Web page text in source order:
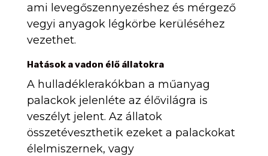
ami levegőszennyezéshez és mérgező
vegyi anyagok légkörbe kerüléséhez
vezethet.
Hatások a vadon élő állatokra
A hulladéklerakókban a műanyag
palackok jelenléte az élővilágra is
veszélyt jelent. Az állatok
összetéveszthetik ezeket a palackokat
élelmiszernek, vagy